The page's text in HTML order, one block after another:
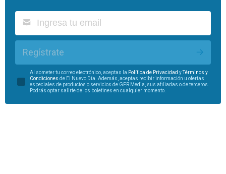
Regístrate
Al someter tu correo electrónico, aceptas la Política de Privacidad yTérminos y
Condiciones de El Nuevo Día. Además, aceptas recibir información u ofertas
especiales de productos o servicios de GFR Media, sus afiliadas o de terceros.
Podrás optar salirte de los boletines en cualquier momento.